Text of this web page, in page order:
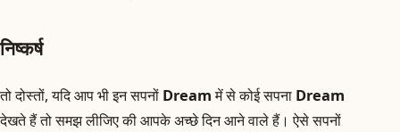
निष्कर्ष
तो दोस्तों, यदि आप भी इन सपनों Dreamमें से कोई सपना Dream
देखते हैं तो समझ लीजिए की आपके अच्छे दिन आने वाले हैं। ऐसे सपनों